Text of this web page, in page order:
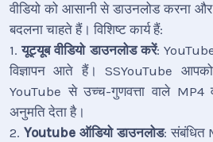
वीडियो को आसानी से डाउनलोड करना
बदलना चाहते हैं। विशिष्ट कार्य हैं:
1.यूट्यूब वीडियो डाउनलोड करें:
विज्ञापन आते हैं। SSYouTube
YouTube से उच्च-गुणवत्ता वाले MP4
अनुमति देता है।
2. Youtube ऑडियो डाउनलोड: संबंधित